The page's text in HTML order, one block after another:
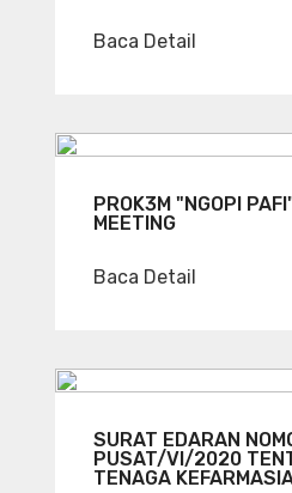
Baca Detail
PROK3M "NGOPI
MEETING
Baca Detail
SURAT EDARAN
PUSAT/VI/2020
TENAGA